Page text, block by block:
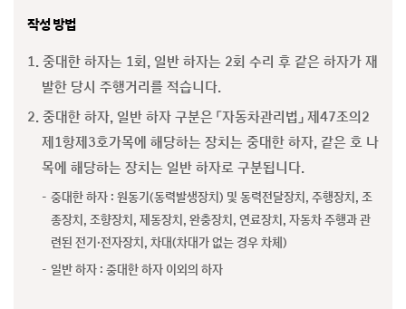
작성 방법
1. 중대한 하자는 1회, 일반 하자는 2회 수리 후 같은 하자가 재
발한 당시 주행거리를 적습니다.
2. 중대한 하자, 일반 하자 구분은 「자동차관리법」 제47조의2
제1항제3호가목에 해당하는 장치는 중대한 하자, 같은 호 나
목에 해당하는 장치는 일반 하자로 구분됩니다.
중대한 하자 : 원동기(동력발생장치) 및 동력전달장치, 주행장치, 조
종장치, 조향장치, 제동장치, 완충장치, 연료장치, 자동차 주행과 관
련된 전기·전자장치, 차대(차대가 없는 경우 차체)
일반 하자 : 중대한 하자 이외의 하자